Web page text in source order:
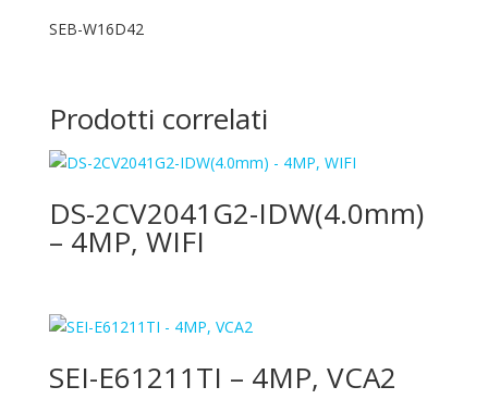
SEB-W16D42
Prodotti correlati
DS-2CV2041G2-IDW(4.0mm)
– 4MP, WIFI
SEI-E61211TI – 4MP, VCA2